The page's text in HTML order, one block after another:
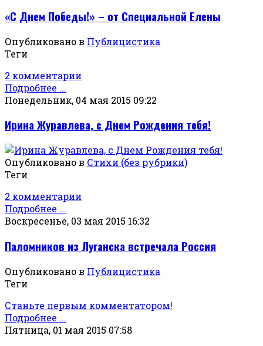
«С Днем Победы!» – от Специальной Елены
Опубликовано в Публицистика
Теги
2 комментарии
Подробнее ...
Понедельник, 04 мая 2015 09:22
Ирина Журавлева, с Днем Рождения тебя!
Опубликовано в Стихи (без рубрики)
Теги
2 комментарии
Подробнее ...
Воскресенье, 03 мая 2015 16:32
Паломников из Луганска встречала Россия
Опубликовано в Публицистика
Теги
Станьте первым комментатором!
Подробнее ...
Пятница, 01 мая 2015 07:58